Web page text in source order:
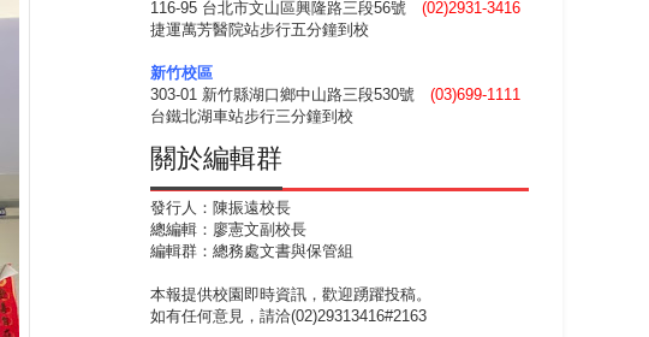
116-95 台北市文山區興隆路三段56號 (02)2931-3416
捷運萬芳醫院站步行五分鐘到校
新竹校區
303-01 新竹縣湖口鄉中山路三段530號 (03)699-1111
台鐵北湖車站步行三分鐘到校
關於編輯群
發行人：陳振遠校長
總編輯：廖憲文副校長
編輯群：總務處文書與保管組
本報提供校園即時資訊，歡迎踴躍投稿。
如有任何意見，請洽(02)29313416#2163